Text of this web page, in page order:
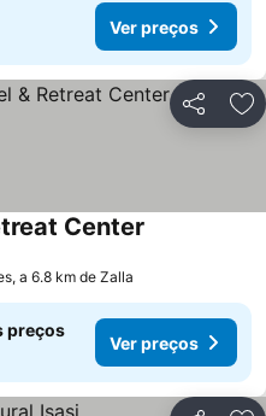
Ver preços
Partilhar
Center
a 6.8 km de Zalla
preços
Ver preços